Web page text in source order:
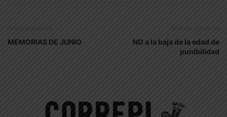
Artículo anterior
MEMORIAS DE JUNIO
Artículo siguiente
NO a la baja de la edad de
punibilidad